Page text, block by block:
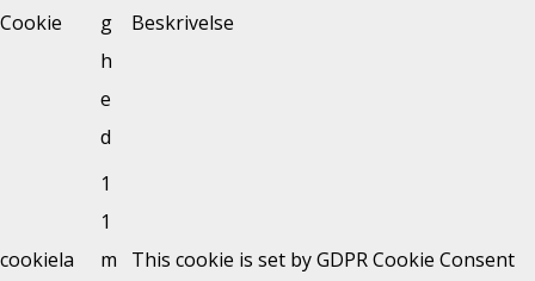
Cookie
g
h
e
d
Beskrivelse
cookiela
1
1
m
This cookie is set by GDPR Cookie Consent